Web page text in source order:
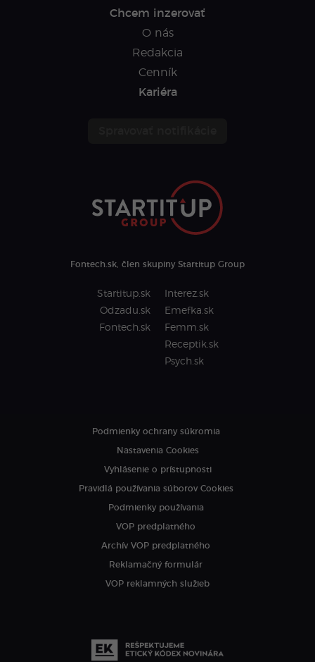
Chcem inzerovať
O nás
Redakcia
Cenník
Kariéra
Fontech.sk, člen skupiny Startitup Group
Startitup.sk
Odzadu.sk
Fontech.sk
Interez.sk
Emefka.sk
Femm.sk
Receptik.sk
Psych.sk
Podmienky ochrany súkromia
Nastavenia Cookies
Vyhlásenie o prístupnosti
Pravidlá používania súborov Cookies
Podmienky používania
VOP predplatného
Archív VOP predplatného
Reklamačný formulár
VOP reklamných služieb